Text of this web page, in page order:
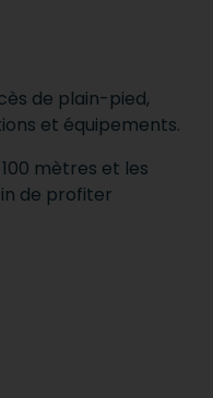
de plain-pied,
et équipements.
mètres et les
de profiter